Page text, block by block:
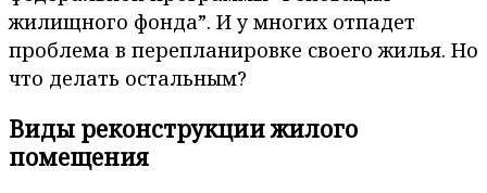
жилищного фонда”. И у многих отпадет
проблема в перепланировке своего жилья. Но
что делать остальным?
Виды реконструкции жилого
помещения